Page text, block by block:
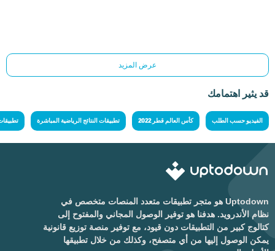
عرض المزيد
قد يثير اهتمامك
الفيديو حسب الطلب كأس العالم قطر 2022 تطبيقات النتائج الرياضية المباشرة
Uptodown هو متجر تطبيقات متعدد المنصات متخصص في
نظام الأندرويد. هدفنا هو توفير الوصول المجاني والمفتوح إلى
كتالوج كبير من التطبيقات دون قيود، مع توفير منصة توزيع قانونية
يمكن الوصول إليها من أي متصفح، وكذلك من خلال تطبيقها